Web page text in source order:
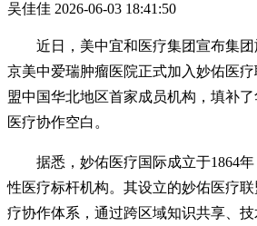
吴佳佳 2026-06-03 18:41:50
近日，美中宜和医疗集团宣布集
京美中爱瑞肿瘤医院正式加入妙佑医
盟中国华北地区首家成员机构，填补
医疗协作空白。
据悉，妙佑医疗国际成立于1864
性医疗标杆机构。其设立的妙佑医疗
疗协作体系，通过跨区域知识共享、